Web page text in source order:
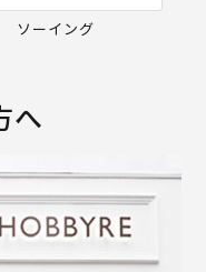
ソーイング
へ